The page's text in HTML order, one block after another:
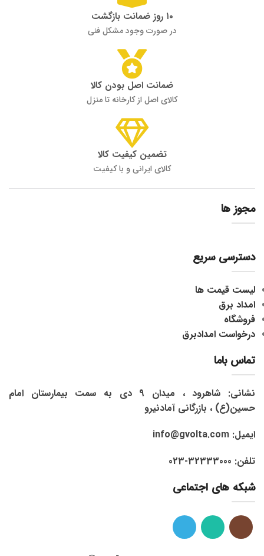
۱۰ روز ضمانت بازگشت
در صورت وجود مشکل فنی
ضمانت اصل بودن کالا
کالای اصل از کارخانه تا منزل
تضمین کیفیت کالا
کالای ایرانی و با کیفیت
مجوز ها
دسترسی سریع
لیست قیمت ها
امداد برق
فروشگاه
درخواست امدادبرق
تماس باما
نشانی: شاهرود ، میدان 9 دی به سمت بیمارستان امام
حسین(ع) ، بازرگانی آمادنیرو
ایمیل: info@gvolta.com
تلفن: 32333000-023
شبکه های اجتماعی